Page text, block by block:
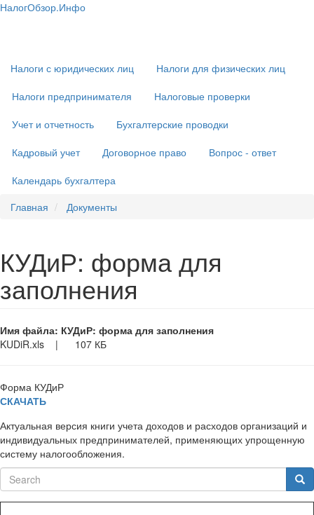
Перейти
НалогОбзор.Инфо
Налоги с юридических лиц
Налоги для физических лиц
Налоги предпринимателя
Налоговые проверки
Учет и отчетность
Бухгалтерские проводки
Кадровый учет
Договорное право
Вопрос - ответ
Календарь бухгалтера
Главная
Документы
КУДиР: форма для
заполнения
Имя файла: КУДиР: форма для заполнения
KUDiR.xls | 107 КБ
Форма КУДиР
СКАЧАТЬ
Актуальная версия книги учета доходов и расходов организаций и
индивидуальных предпринимателей, применяющих упрощенную
систему налогообложения.
Search